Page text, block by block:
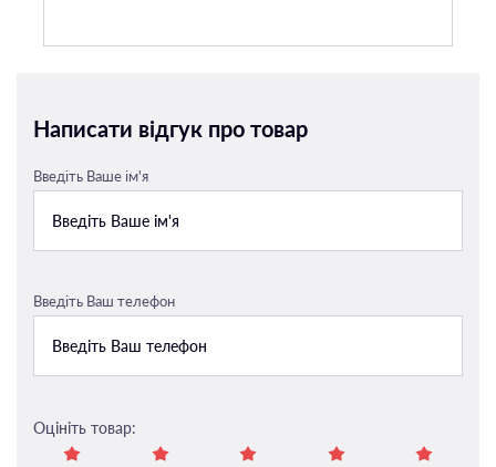
Написати відгук про товар
Введіть Ваше ім'я
Введіть Ваш телефон
Оцініть товар: